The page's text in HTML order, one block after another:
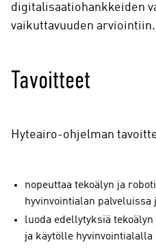
digitalisaatiohankkeiden
vaikuttavuuden arviointiin.
Tavoitteet
Hyteairo-ohjelman
nopeuttaa tekoälyn ja
hyvinvointialan
luoda edellytyksiä
ja käytölle hyvinvointialalla